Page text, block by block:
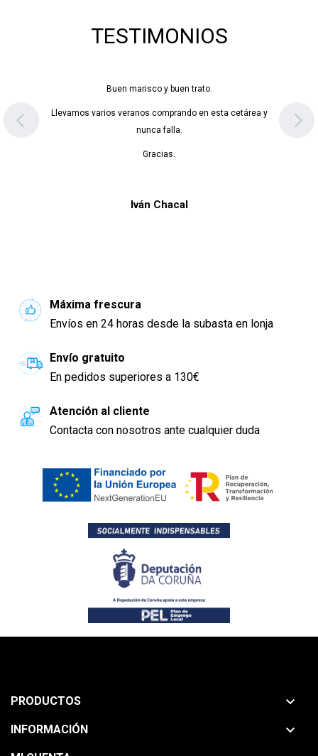
y
TESTIMONIOS
Gran calidad. En plena ola de calor nos hemos
Madrid unos berberechos y un buey. Nos los
empaquetado y han llegado en perfecto
Máxima frescura
Envíos en 24 horas desde la subasta en lonja
Envío gratuito
En pedidos superiores a 130€
Atención al cliente
Contacta con nosotros ante cualquier duda
PRODUCTOS 
INFORMACIÓN 